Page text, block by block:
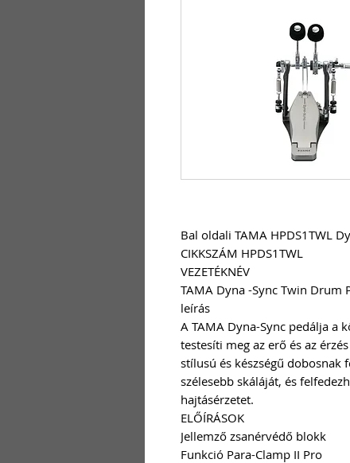
Bal oldali TAMA HPDS1TWL
CIKKSZÁM HPDS1TWL
VEZETÉKNÉV
TAMA Dyna -Sync Twin Drum
leírás
A TAMA Dyna-Sync pedálja a
testesíti meg az erő és az
stílusú és készségű dobosnak
szélesebb skáláját, és
hajtásérzetet.
ELŐÍRÁSOK
Jellemző zsanérvédő blokk
Funkció Para-Clamp II Pro